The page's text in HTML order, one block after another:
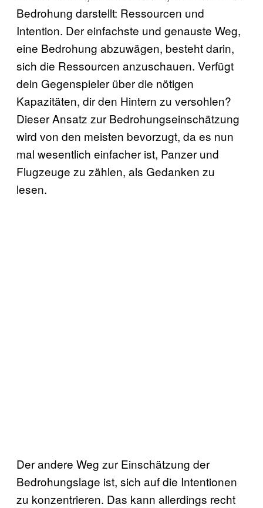
Bedrohung darstellt: Ressourcen und
Intention. Der einfachste und genauste Weg,
eine Bedrohung abzuwägen, besteht darin,
sich die Ressourcen anzuschauen. Verfügt
dein Gegenspieler über die nötigen
Kapazitäten, dir den Hintern zu versohlen?
Dieser Ansatz zur Bedrohungseinschätzung
wird von den meisten bevorzugt, da es nun
mal wesentlich einfacher ist, Panzer und
Flugzeuge zu zählen, als Gedanken zu
lesen.
Der andere Weg zur Einschätzung der
Bedrohungslage ist, sich auf die Intentionen
zu konzentrieren. Das kann allerdings recht